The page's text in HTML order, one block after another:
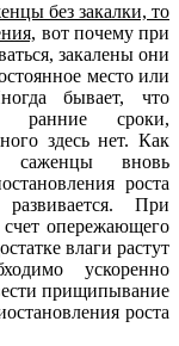
без закалки, то
вот почему при
закалены они
место или
бывает, что
ранние сроки,
здесь нет. Как
саженцы вновь
роста
При
счет опережающего
влаги растут
ускоренно
прищипывание
роста